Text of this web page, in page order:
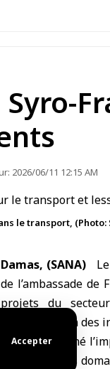
Accepter
2026/06/11 12:15 AM
le transport, (Photo:
Damas, (SANA)
de l’ambassade de
projets du
reconstruction des
Badr a souligné
venir dans les